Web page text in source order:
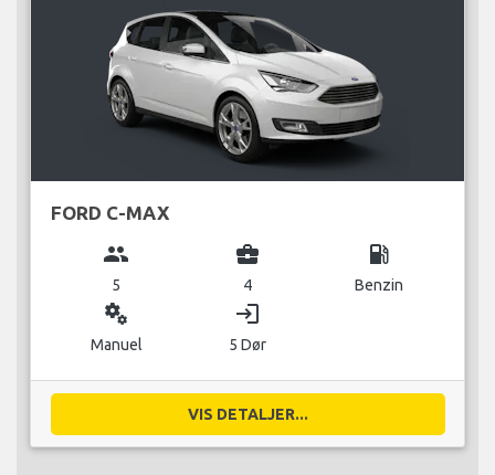
FORD C-MAX
group
5
business_center
4
local_gas_station
Benzin
miscellaneous_services
Manuel
login
5 Dør
VIS DETALJER...